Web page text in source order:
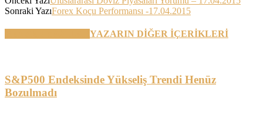
Sonraki YazıForex Koçu Performansı -17.04.2015
YAZARIN DİĞER İÇERİKLERİ
S&P500 Endeksinde Yükseliş Trendi Henüz
Bozulmadı